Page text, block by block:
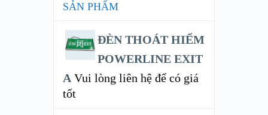
SẢN PHẨM
ĐÈN THOÁT HIỂM
POWERLINE EXIT
A Vui lòng liên hệ để có giá
tốt